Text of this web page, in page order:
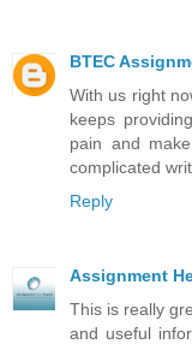
BTEC
With us right
keeps
pain and
complicated
Reply
Assignment
This is really
and useful